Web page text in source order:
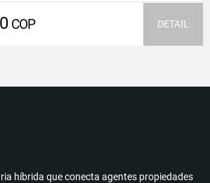
COP DETAIL
híbrida que conecta agentes propiedades